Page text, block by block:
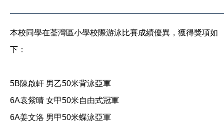
本校同學在荃灣區小學校際游泳比賽成績優異，獲得獎項如
下：
5B陳啟軒 男乙50米背泳亞軍
6A袁紫晴 女甲50米自由式冠軍
6A姜文洛 男甲50米蝶泳亞軍